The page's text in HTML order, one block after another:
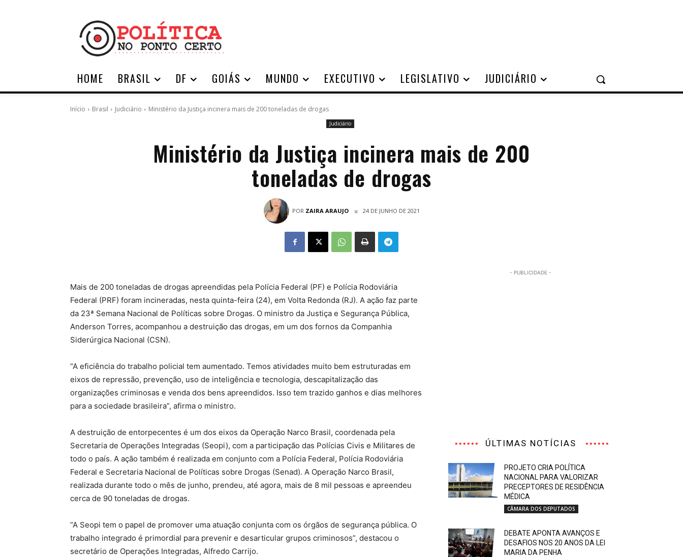
HOME BRASIL DF GOIÁS MUNDO EXECUTIVO LEGISLATIVO JUDICIÁRIO
Início Brasil Judiciário Ministério da Justiça incinera mais de 200 toneladas de drogas
Judiciário
Ministério da Justiça incinera mais de 200
toneladas de drogas
POR ZAIRA ARAUJO 24 DE JUNHO DE 2021
Mais de 200 toneladas de drogas apreendidas pela Polícia Federal (PF) e Polícia Rodoviária
Federal (PRF) foram incineradas, nesta quinta-feira (24), em Volta Redonda (RJ). A ação faz parte
da 23ª Semana Nacional de Políticas sobre Drogas. O ministro da Justiça e Segurança Pública,
Anderson Torres, acompanhou a destruição das drogas, em um dos fornos da Companhia
Siderúrgica Nacional (CSN).
“A eficiência do trabalho policial tem aumentado. Temos atividades muito bem estruturadas em
eixos de repressão, prevenção, uso de inteligência e tecnologia, descapitalização das
organizações criminosas e venda dos bens apreendidos. Isso tem trazido ganhos e dias melhores
para a sociedade brasileira”, afirma o ministro.
A destruição de entorpecentes é um dos eixos da Operação Narco Brasil, coordenada pela
Secretaria de Operações Integradas (Seopi), com a participação das Polícias Civis e Militares de
todo o país. A ação também é realizada em conjunto com a Polícia Federal, Polícia Rodoviária
Federal e Secretaria Nacional de Políticas sobre Drogas (Senad). A Operação Narco Brasil,
realizada durante todo o mês de junho, prendeu, até agora, mais de 8 mil pessoas e apreendeu
cerca de 90 toneladas de drogas.
“A Seopi tem o papel de promover uma atuação conjunta com os órgãos de segurança pública. O
trabalho integrado é primordial para prevenir e desarticular grupos criminosos”, destacou o
secretário de Operações Integradas, Alfredo Carrijo.
- PUBLICIDADE -
ÚLTIMAS NOTÍCIAS
PROJETO CRIA POLÍTICA
NACIONAL PARA VALORIZAR
PRECEPTORES DE RESIDÊNCIA
MÉDICA
CÂMARA DOS DEPUTADOS
DEBATE APONTA AVANÇOS E
DESAFIOS NOS 20 ANOS DA LEI
MARIA DA PENHA